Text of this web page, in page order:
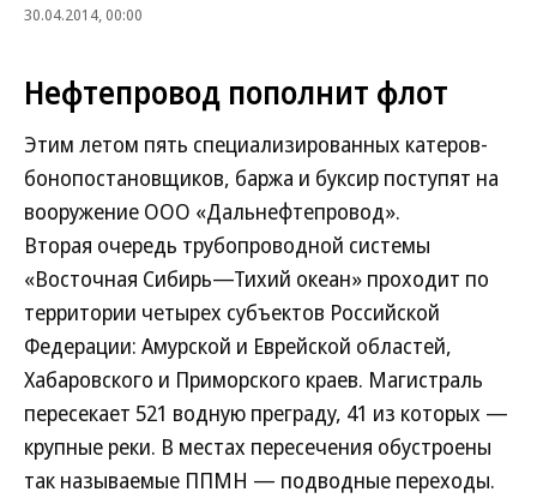
30.04.2014, 00:00
Нефтепровод пополнит флот
Этим летом пять специализированных катеров-
бонопостановщиков, баржа и буксир поступят на
вооружение ООО «Дальнефтепровод».
Вторая очередь трубопроводной системы
«Восточная Сибирь—Тихий океан» проходит по
территории четырех субъектов Российской
Федерации: Амурской и Еврейской областей,
Хабаровского и Приморского краев. Магистраль
пересекает 521 водную преграду, 41 из которых —
крупные реки. В местах пересечения обустроены
так называемые ППМН — подводные переходы.